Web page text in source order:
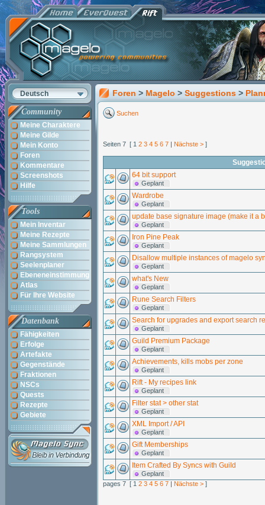
Deutsch
Community
Meine Charaktere
Meine Gilde
Mein Konto
Foren
Kommentare
Screenshots
Hilfe
Tools
Mein Inventar
Meine Rezepte
Meine Sammlungen
Rangsystem
Seelenplaner
Ebeneneinstimmung
Atlas
Für Ihre Website
Datenbank
Fähigkeiten
Erfolge
Artefakte
Gegenstände
Fraktionen
NSCs
Quests
Rezepte
Gebiete
Foren > Magelo > Suggestions >
Suchen
Seiten 7 [ 1 2 3 4 5 6 7 | Nächste > ]
64 bit support
Geplant
Wardrobe
Geplant
update base signature image (make it a
Geplant
Iron Pine Peak
Geplant
Disallow multiple instances of magelo
Geplant
what's New
Geplant
Rune Search Filters
Geplant
Search for upgrades and export search
Geplant
Guild Premium Package
Geplant
Achievements, kills mobs per zone
Geplant
Rift - My recipes link
Geplant
Filter stat > other stat
Geplant
XML Import / API
Geplant
Gift Memberships
Geplant
Item Crafted By Syncs with Guild
Geplant
pages 7 [ 1 2 3 4 5 6 7 | Nächste > ]